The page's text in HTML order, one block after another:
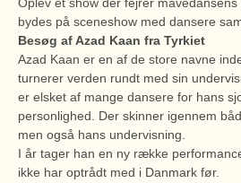
bydes på sceneshow med dansere
Besøg af Azad Kaan fra Tyrkiet
Azad Kaan er en af de store navne
turnerer verden rundt med sin
er elsket af mange dansere for hans
personlighed. Der skinner igennem
men også hans undervisning.
I år tager han en ny række
ikke har optrådt med i Danmark før.